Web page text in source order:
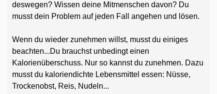
deswegen? Wissen deine Mitmenschen davon? Du
musst dein Problem auf jeden Fall angehen und lösen.
Wenn du wieder zunehmen willst, musst du einiges
beachten...Du brauchst unbedingt einen
Kalorienüberschuss. Nur so kannst du zunehmen. Dazu
musst du kaloriendichte Lebensmittel essen: Nüsse,
Trockenobst, Reis, Nudeln...